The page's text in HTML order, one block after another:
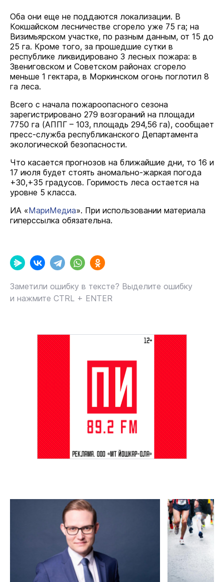
Оба они еще не поддаются локализации. В
Кокшайском лесничестве сгорело уже 75 га; на
Визимьярском участке, по разным данным, от 15 до
25 га. Кроме того, за прошедшие сутки в
республике ликвидировано 3 лесных пожара: в
Звениговском и Советском районах сгорело
меньше 1 гектара, в Моркинском огонь поглотил 8
га леса.
Всего с начала пожароопасного сезона
зарегистрировано 279 возгораний на площади
7750 га (АППГ – 103, площадь 294,56 га), сообщает
пресс-служба республиканского Департамента
экологической безопасности.
Что касается прогнозов на ближайшие дни, то 16 и
17 июля будет стоять аномально-жаркая погода
+30,+35 градусов. Горимость леса остается на
уровне 5 класса.
ИА «МариМедиа». При использовании материала
гиперссылка обязательна.
Заметили ошибку в тексте? Выделите ошибку
и нажмите CTRL + ENTER